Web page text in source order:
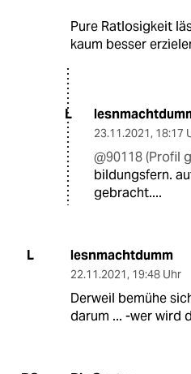
Pure Ratlosigkeit
kaum besser
L
23.11.2021, 18:17
@90118 (Profil
bildungsfern.
gebracht....
L lesnmachtdumm
22.11.2021, 19:48 Uhr
Derweil bemühe
darum ... -wer wird